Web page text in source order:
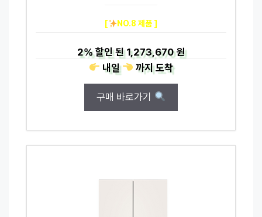
[ NO.8 제품 ]
2%할인 된1,273,670 원
내일
까지도착
구매 바로가기